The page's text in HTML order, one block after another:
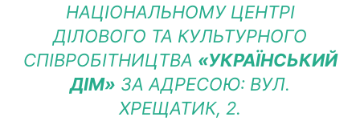
НАЦІОНАЛЬНОМУ ЦЕНТРІ
ДІЛОВОГО ТА КУЛЬТУРНОГО
СПІВРОБІТНИЦТВА «УКРАЇНСЬКИЙ
ДІМ» ЗА АДРЕСОЮ: ВУЛ.
ХРЕЩАТИК, 2.